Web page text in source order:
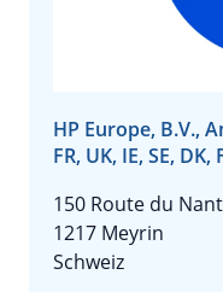
HP Europe, B.V.,
FR, UK, IE, SE,
150 Route du
1217 Meyrin
Schweiz